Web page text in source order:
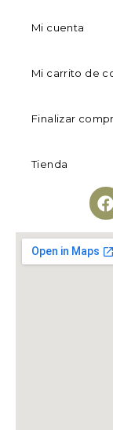
Mi cuenta
Mi carrito de
Finalizar
Tienda